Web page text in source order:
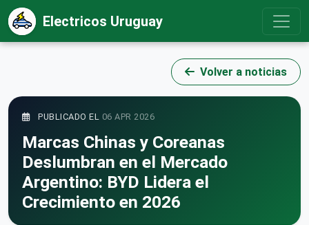
Electricos Uruguay
Volver a noticias
PUBLICADO EL 06 APR 2026
Marcas Chinas y Coreanas
Deslumbran en el Mercado
Argentino: BYD Lidera el
Crecimiento en 2026